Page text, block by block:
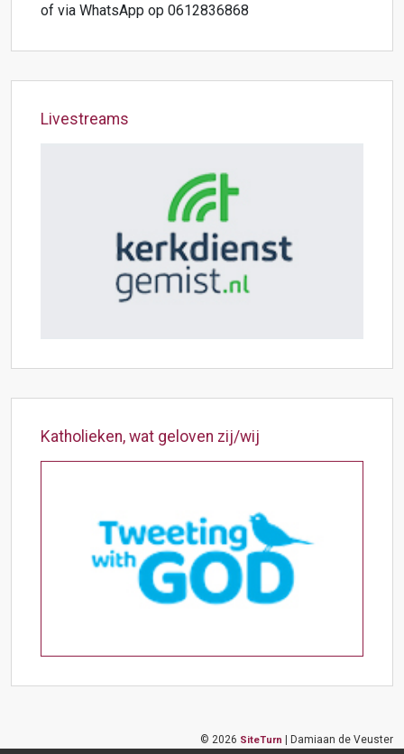
of via WhatsApp op 0612836868
Livestreams
Katholieken, wat geloven zij/wij
© 2026 SiteTurn | Damiaan de Veuster